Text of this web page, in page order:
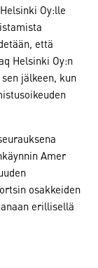
Oy:lle
että
Helsinki Oy:n
jälkeen, kun
Amer
osakkeiden
erillisellä